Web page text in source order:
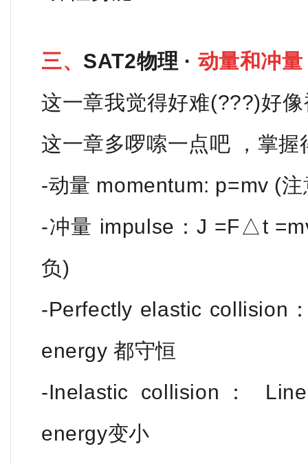
三、 SAT2物理 · 动量和冲量
这一章我觉得好难(???)好
这一章多啰嗦一点吧 ，掌
-动量 momentum: p=mv (
-冲量 impulse：J =F△t
负)
-Perfectly elastic collision
energy 都守恒
-Inelastic collision：
energy变小